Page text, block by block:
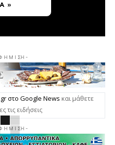
»
Η Μ Ι ΣΗ -
στο Google News και μάθετε
τις ειδήσεις
Η Μ Ι ΣΗ -